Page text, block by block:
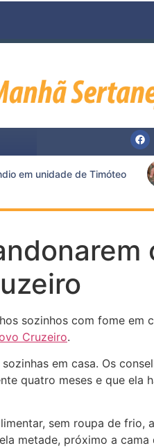
unidade de Timóteo
sozinhos com fome em
Cruzeiro.
em casa. Os
quatro meses e que ela
sem roupa de frio,
metade, próximo a cama